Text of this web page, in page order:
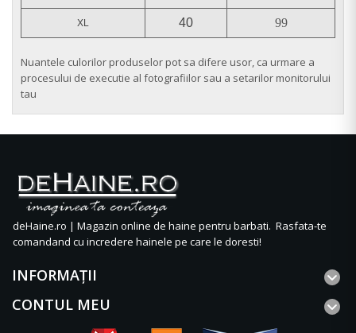
XL 40 99
Nuantele culorilor produselor pot sa difere usor, ca urmare a
procesului de executie al fotografiilor sau a setarilor monitorului
tau
deHaine.ro | Magazin online de haine pentru barbati. Rasfata-te
comandand cu incredere hainele pe care le doresti!
INFORMAŢII
CONTUL MEU